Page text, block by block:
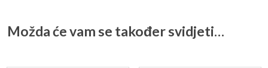
Možda će vam se također svidjeti…